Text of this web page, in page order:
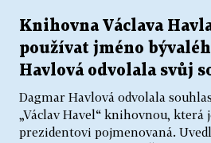
Knihovna Václava
používat jméno
Havlová odvolala svůj
Dagmar Havlová odvolala
„Václav Havel“ knihovnou, která
prezidentovi pojmenovaná.